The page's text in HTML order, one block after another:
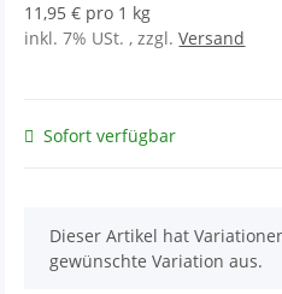
11,95 € pro 1 kg
inkl. 7% USt. , zzgl.Versand
Sofort verfügbar
x
Dieser Artikel hat
gewünschte Variation aus.